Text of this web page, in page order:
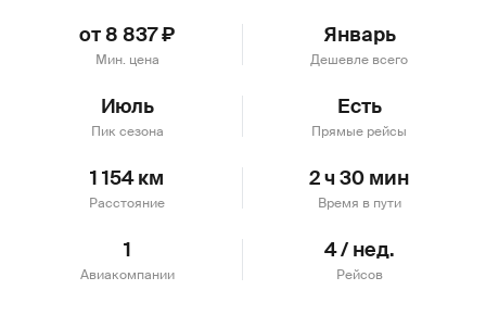
от 8 837 ₽
Мин. цена
Январь
Дешевле всего
Июль
Пик сезона
Есть
Прямые рейсы
1 154 км
Расстояние
2 ч 30 мин
Время в пути
1
Авиакомпании
4 / нед.
Рейсов